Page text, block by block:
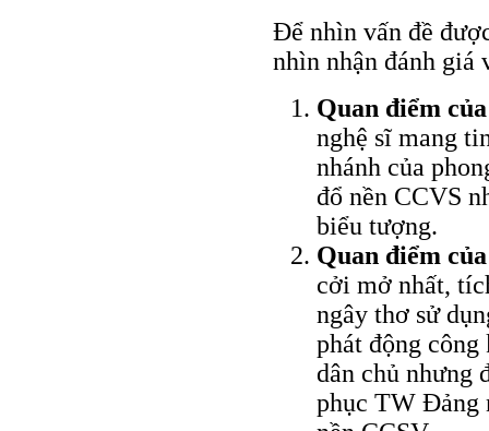
Ðể nhìn vấn đề
nhìn nhận đánh giá
Quan điểm
nghệ sĩ mang
nhánh của
đổ nền CCVS
biểu tượng.
Quan điểm
cởi mở nhất,
ngây thơ sử
phát động
dân chủ nhưng
phục TW Ðảng